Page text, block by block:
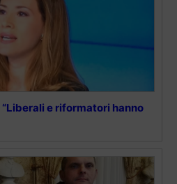
e riformatori hanno